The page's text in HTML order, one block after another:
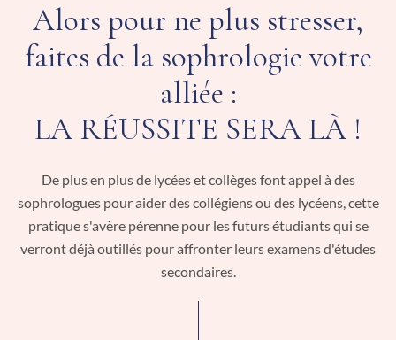
Alors pour ne plus stresser,
faites de la sophrologie votre
alliée :
LA RÉUSSITE SERA LÀ !
De plus en plus de lycées et collèges font appel à des
sophrologues pour aider des collégiens ou des lycéens, cette
pratique s'avère pérenne pour les futurs étudiants qui se
verront déjà outillés pour affronter leurs examens d'études
secondaires.